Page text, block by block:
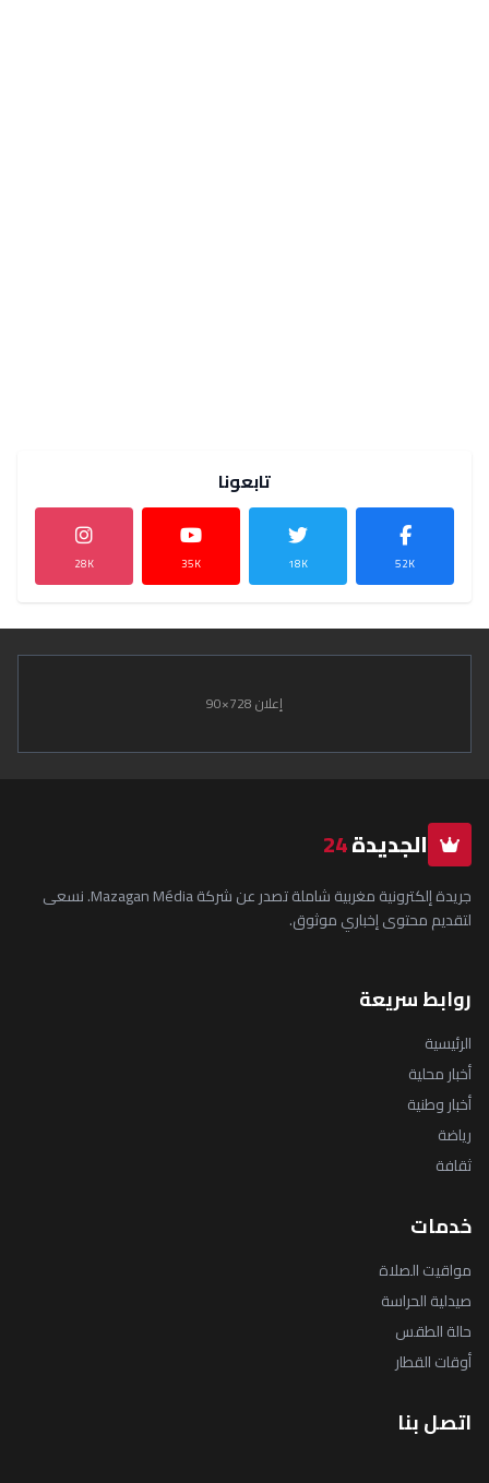
تابعونا
52K
18K
35K
28K
إعلان 728×90
الجديدة24
جريدة إلكترونية مغربية شاملة تصدر عن شركة Mazagan Média. نسعى
لتقديم محتوى إخباري موثوق.
روابط سريعة
الرئيسية
أخبار محلية
أخبار وطنية
رياضة
ثقافة
خدمات
مواقيت الصلاة
صيدلية الحراسة
حالة الطقس
أوقات القطار
اتصل بنا